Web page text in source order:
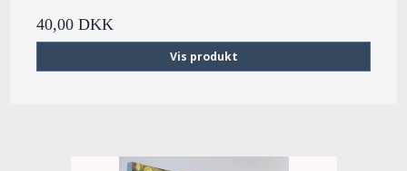
40,00 DKK
Vis produkt